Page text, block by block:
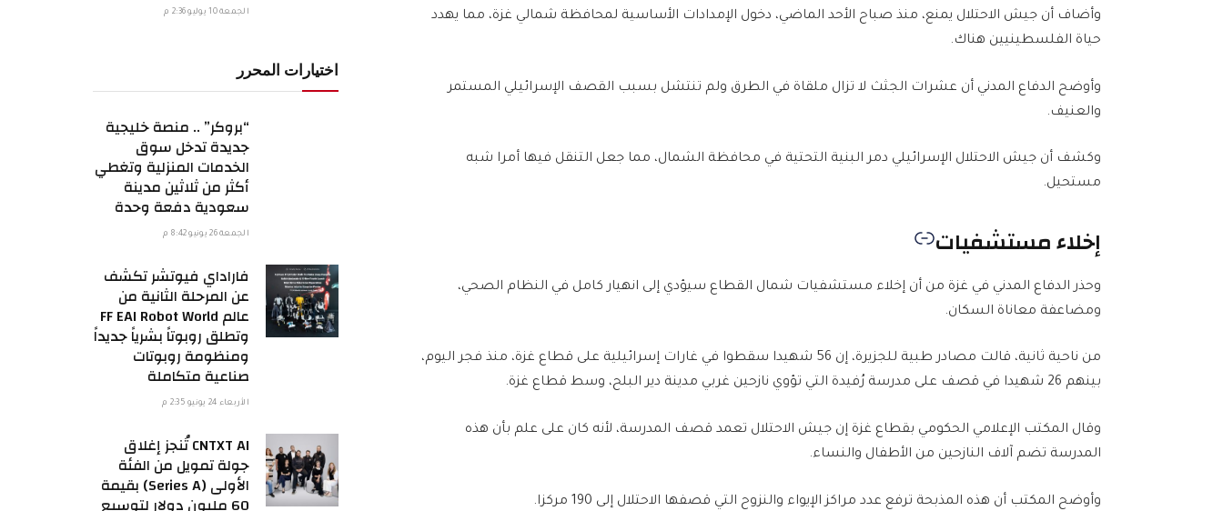
وأضاف أن جيش الاحتلال يمنع، منذ صباح الأحد الماضي، دخول الإمدادات الأساسية لمحافظة شمالي غزة، مما يهدد
حياة الفلسطينيين هناك.
وأوضح الدفاع المدني أن عشرات الجثث لا تزال ملقاة في الطرق ولم تنتشل بسبب القصف الإسرائيلي المستمر
والعنيف.
وكشف أن جيش الاحتلال الإسرائيلي دمر البنية التحتية في محافظة الشمال، مما جعل التنقل فيها أمرا شبه
مستحيل.
إخلاء مستشفيات
وحذر الدفاع المدني في غزة من أن إخلاء مستشفيات شمال القطاع سيؤدي إلى انهيار كامل في النظام الصحي،
ومضاعفة معاناة السكان.
من ناحية ثانية، قالت مصادر طبية للجزيرة، إن 56 شهيدا سقطوا في غارات إسرائيلية على قطاع غزة، منذ فجر اليوم،
بينهم 26 شهيدا في قصف على مدرسة رُفيدة التي تؤوي نازحين غربي مدينة دير البلح، وسط قطاع غزة.
وقال المكتب الإعلامي الحكومي بقطاع غزة إن جيش الاحتلال تعمد قصف المدرسة، لأنه كان على علم بأن هذه
المدرسة تضم آلاف النازحين من الأطفال والنساء.
وأوضح المكتب أن هذه المذبحة ترفع عدد مراكز الإيواء والنزوح التي قصفها الاحتلال إلى 190 مركزا.
الجمعة 10 يوليو 2:36 م
اختيارات المحرر
“بروكر” .. منصة خليجية
جديدة تدخل سوق
الخدمات المنزلية وتغطي
أكثر من ثلاثين مدينة
سعودية دفعة وحدة
الجمعة 26 يونيو 8:42 م
فاراداي فيوتشر تكشف
عن المرحلة الثانية من
عالم FF EAI Robot World
وتطلق روبوتاً بشرياً جديداً
ومنظومة روبوتات
صناعية متكاملة
الأربعاء 24 يونيو 2:35 م
CNTXT AI تُنجز إغلاق
جولة تمويل من الفئة
الأولى (Series A) بقيمة
60 مليون دولار لتوسيع